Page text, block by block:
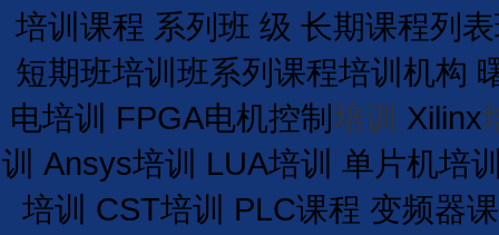
培训课程 系列班 级 长期课程列表
短期班培训 班系列课程培训 机构
电培训 FPGA电机控制 培训 Xilinx
训 Ansys培训 LUA培训 单片机培
培训 CST培训 PLC课程 变频器